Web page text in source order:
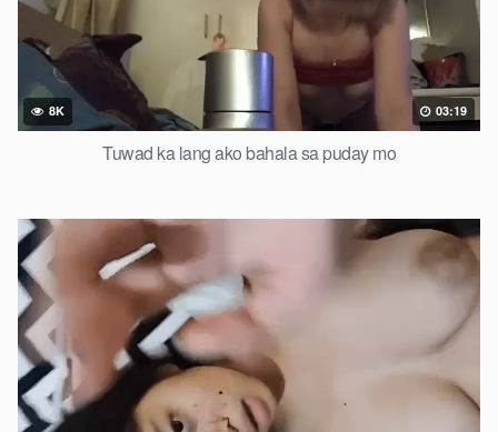
8K 03:19
Tuwad ka lang ako bahala sa puday mo